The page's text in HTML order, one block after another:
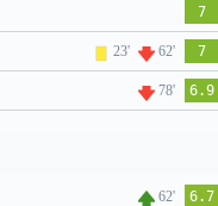
7
23' 62' 7
78' 6.9
62' 6.7